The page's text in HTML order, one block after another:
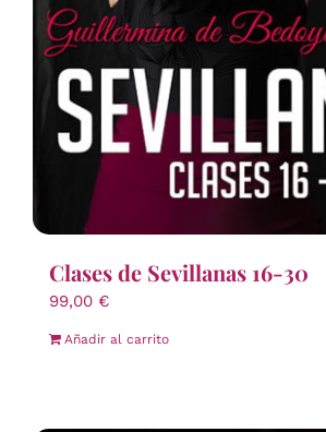
Clases de Sevillanas 16-30
99,00 €
Añadir al carrito